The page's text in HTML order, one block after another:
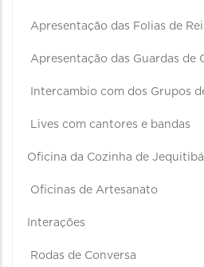
Apresentação das Folias de
Apresentação das Guardas de
Intercambio com dos Grupos
Lives com cantores e bandas
Oficina da Cozinha de Jequitibá
Oficinas de Artesanato
Interações
Rodas de Conversa